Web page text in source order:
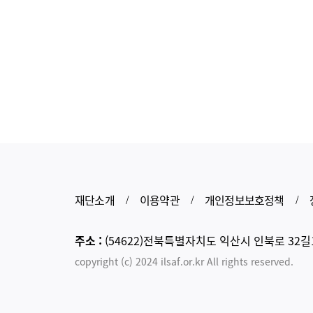
재단소개 / 이용약관 / 개인정보보호정책 /
주소 : (54622)전북특별자치도 익산시 인북로 32
copyright (c) 2024 ilsaf.or.kr All rights reserved.